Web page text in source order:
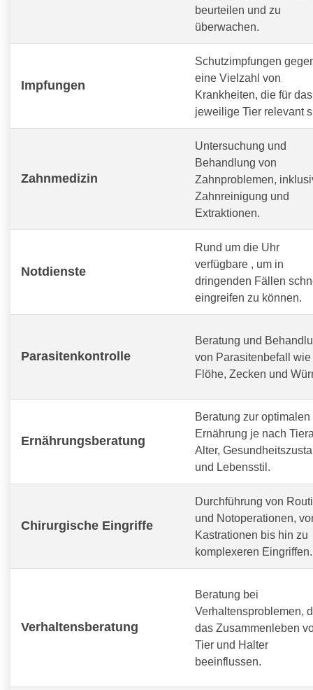
beurteilen und zu
überwachen.
Impfungen
Schutzimpfungen
eine Vielzahl von
Krankheiten, die für das
jeweilige Tier relevant
Zahnmedizin
Untersuchung und
Behandlung von
Zahnproblemen,
Zahnreinigung und
Extraktionen.
Notdienste
Rund um die Uhr
verfügbare , um in
dringenden Fällen
eingreifen zu können.
Parasitenkontrolle
Beratung und
von Parasitenbefall wie
Flöhe, Zecken und
Ernährungsberatung
Beratung zur optimalen
Ernährung je nach
Alter,
und Lebensstil.
Chirurgische Eingriffe
Durchführung von
und Notoperationen,
Kastrationen bis hin zu
komplexeren Eingriffen.
Verhaltensberatung
Beratung bei
Verhaltensproblemen,
das Zusammenleben
Tier und Halter
beeinflussen.